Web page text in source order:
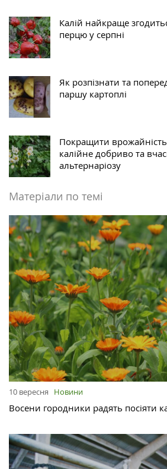
Калій найкраще
перцю у серпні
Як розпізнати та
паршу картоплі
Покращити
калійне добриво та
альтернаріозу
Матеріали по темі
10 вересня Новини
Восени городники радять посіяти